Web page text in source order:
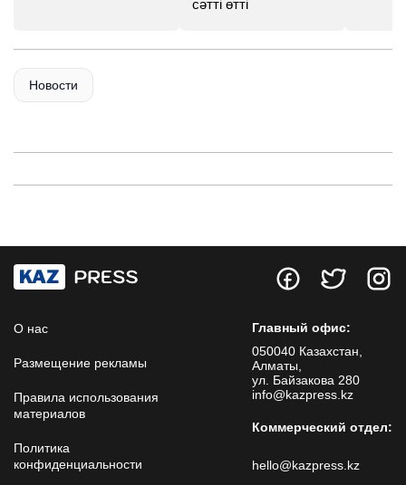
сәтті өтті
Новости
О нас
Размещение рекламы
Правила использования
материалов
Политика
конфиденциальности
Главный офис:
050040 Казахстан,
Алматы,
ул. Байзакова 280
info@kazpress.kz
Коммерческий отдел:
hello@kazpress.kz